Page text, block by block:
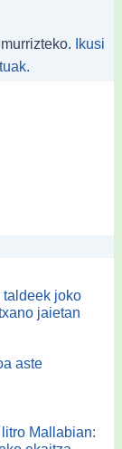
Ikusi
taldeek joko
jaietan
aste
Mallabian: